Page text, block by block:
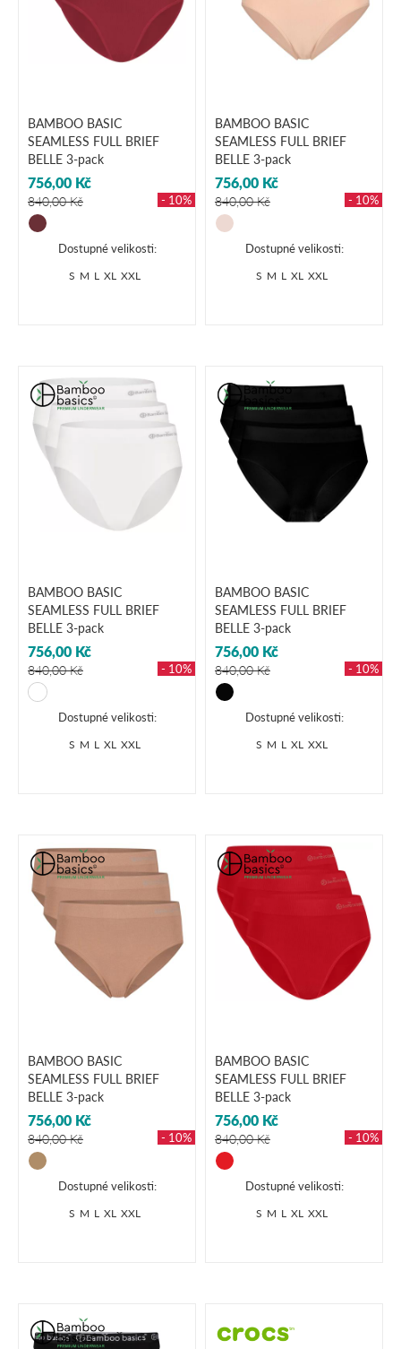
BAMBOO BASIC
SEAMLESS FULL BRIEF
BELLE 3-pack
756,00 Kč
840,00 Kč - 10%
Dostupné velikosti:
S M L XL XXL
BAMBOO BASIC
SEAMLESS FULL BRIEF
BELLE 3-pack
756,00 Kč
840,00 Kč - 10%
Dostupné velikosti:
S M L XL XXL
BAMBOO BASIC
SEAMLESS FULL BRIEF
BELLE 3-pack
756,00 Kč
840,00 Kč - 10%
Dostupné velikosti:
S M L XL XXL
BAMBOO BASIC
SEAMLESS FULL BRIEF
BELLE 3-pack
756,00 Kč
840,00 Kč - 10%
Dostupné velikosti:
S M L XL XXL
BAMBOO BASIC
SEAMLESS FULL BRIEF
BELLE 3-pack
756,00 Kč
840,00 Kč - 10%
Dostupné velikosti:
S M L XL XXL
BAMBOO BASIC
SEAMLESS FULL BRIEF
BELLE 3-pack
756,00 Kč
840,00 Kč - 10%
Dostupné velikosti:
S M L XL XXL